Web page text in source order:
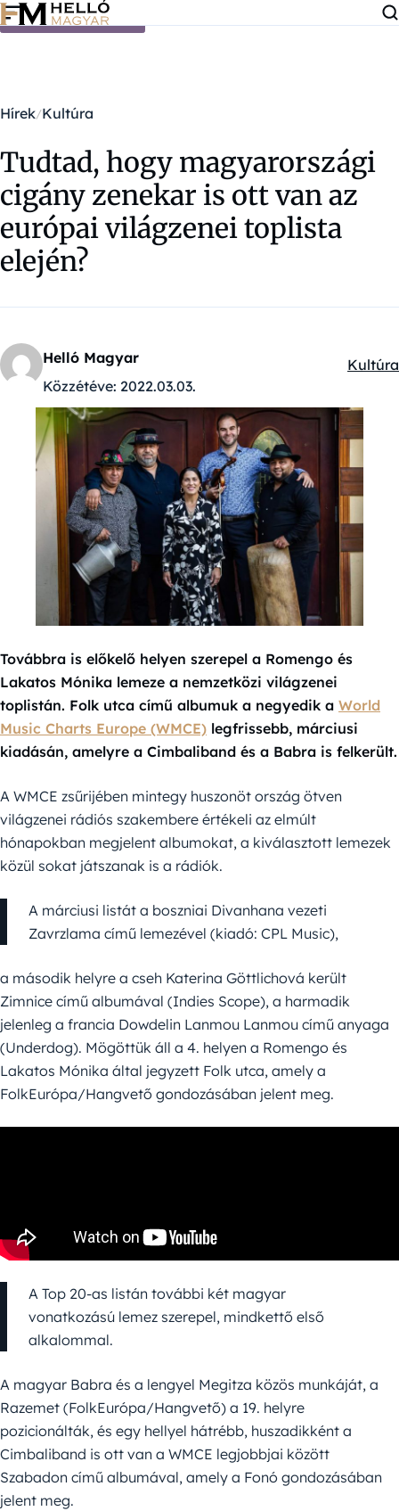
Ugrás a tartalomra
Hírek Kultúra
Tudtad, hogy magyarországi
cigány zenekar is ott van az
európai világzenei toplista
elején?
Helló Magyar
Közzétéve: 2022.03.03.
Kultúra
Továbbra is előkelő helyen szerepel a Romengo és
Lakatos Mónika lemeze a nemzetközi világzenei
toplistán. Folk utca című albumuk a negyedik a World
Music Charts Europe (WMCE) legfrissebb, márciusi
kiadásán, amelyre a Cimbaliband és a Babra is felkerült.
A WMCE zsűrijében mintegy huszonöt ország ötven
világzenei rádiós szakembere értékeli az elmúlt
hónapokban megjelent albumokat, a kiválasztott lemezek
közül sokat játszanak is a rádiók.
A márciusi listát a boszniai Divanhana vezeti
Zavrzlama című lemezével (kiadó: CPL Music),
a második helyre a cseh Katerina Göttlichová került
Zimnice című albumával (Indies Scope), a harmadik
jelenleg a francia Dowdelin Lanmou Lanmou című anyaga
(Underdog). Mögöttük áll a 4. helyen a Romengo és
Lakatos Mónika által jegyzett Folk utca, amely a
FolkEurópa/Hangvető gondozásában jelent meg.
A Top 20-as listán további két magyar
vonatkozású lemez szerepel, mindkettő első
alkalommal.
A magyar Babra és a lengyel Megitza közös munkáját, a
Razemet (FolkEurópa/Hangvető) a 19. helyre
pozicionálták, és egy hellyel hátrébb, huszadikként a
Cimbaliband is ott van a WMCE legjobbjai között
Szabadon című albumával, amely a Fonó gondozásában
jelent meg.